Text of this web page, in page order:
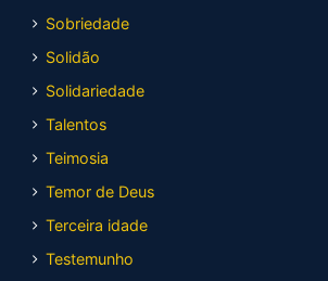
Sobriedade
Solidão
Solidariedade
Talentos
Teimosia
Temor de Deus
Terceira idade
Testemunho